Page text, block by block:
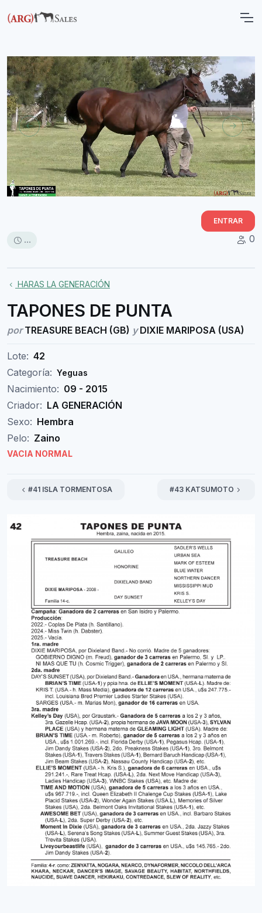
ENTRAR
... 0
HARAS LA GENERACIÓN
TAPONES DE PUNTA
porTREASURE BEACH (GB) yDIXIE MARIPOSA (USA)
Lote: 42
Categoría: Yeguas
Nacimiento: 09 - 2015
Criador: LA GENERACIÓN
Sexo: Hembra
Pelo: Zaino
VACIA NORMAL
#41 ISLA TORMENTOSA #43 KATSUMOTO